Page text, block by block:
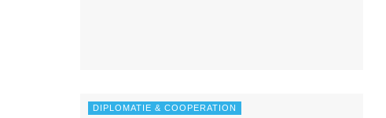
DIPLOMATIE & COOPERATION